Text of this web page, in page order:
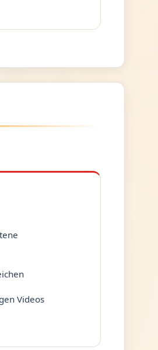
Videos